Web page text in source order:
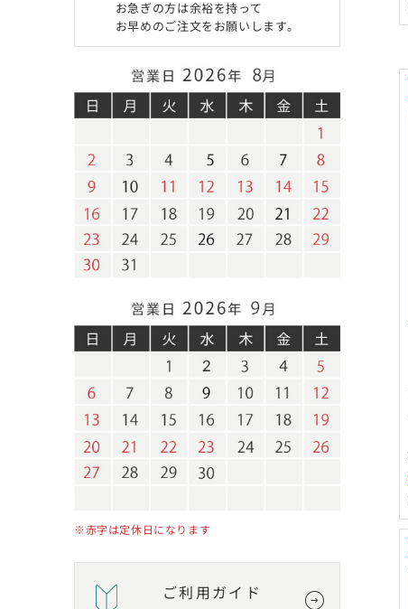
お急ぎの方は余裕を持って
お早めのご注文をお願いします。
※赤字は定休日になります
ご利用ガイド